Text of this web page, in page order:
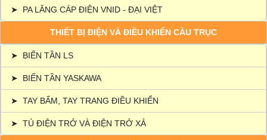
➤ PA LĂNG CÁP ĐIỆN VNID - ĐẠI VIỆT
THIẾT BỊ ĐIỆN VÀ ĐIỀU KHIỂN CẦU TRỤC
➤ BIẾN TẦN LS
➤ BIẾN TẦN YASKAWA
➤ TAY BẤM, TAY TRANG ĐIỀU KHIỂN
➤ TỦ ĐIỆN TRỞ VÀ ĐIỆN TRỞ XẢ